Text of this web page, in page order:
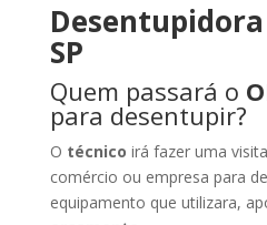
SP
Quem passará o
para desentupir?
O técnico irá fazer uma
comércio ou empresa para
equipamento que utilizara,